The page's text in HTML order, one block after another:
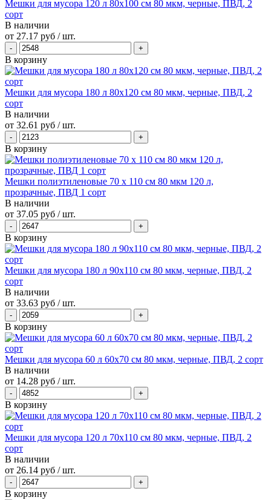
Мешки для мусора 120 л 80х100 см 80 мкм, черные, ПВД, 2
сорт
В наличии
от 27.17 руб / шт.
В корзину
Мешки для мусора 180 л 80х120 см 80 мкм, черные, ПВД, 2
сорт
В наличии
от 32.61 руб / шт.
В корзину
Мешки полиэтиленовые 70 х 110 см 80 мкм 120 л,
прозрачные, ПВД 1 сорт
В наличии
от 37.05 руб / шт.
В корзину
Мешки для мусора 180 л 90х110 см 80 мкм, черные, ПВД, 2
сорт
В наличии
от 33.63 руб / шт.
В корзину
Мешки для мусора 60 л 60х70 см 80 мкм, черные, ПВД, 2 сорт
В наличии
от 14.28 руб / шт.
В корзину
Мешки для мусора 120 л 70х110 см 80 мкм, черные, ПВД, 2
сорт
В наличии
от 26.14 руб / шт.
В корзину